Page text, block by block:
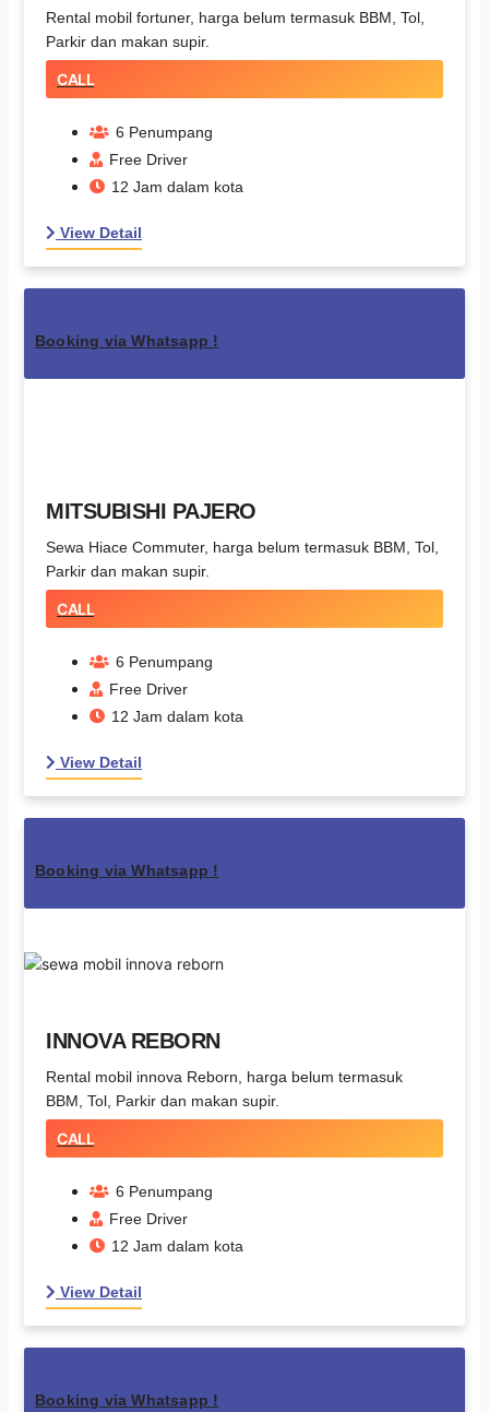
Rental mobil fortuner, harga belum termasuk BBM, Tol,
Parkir dan makan supir.
CALL
6 Penumpang
Free Driver
12 Jam dalam kota
View Detail
Booking via Whatsapp !
MITSUBISHI PAJERO
Sewa Hiace Commuter, harga belum termasuk BBM, Tol,
Parkir dan makan supir.
CALL
6 Penumpang
Free Driver
12 Jam dalam kota
View Detail
Booking via Whatsapp !
INNOVA REBORN
Rental mobil innova Reborn, harga belum termasuk
BBM, Tol, Parkir dan makan supir.
CALL
6 Penumpang
Free Driver
12 Jam dalam kota
View Detail
Booking via Whatsapp !